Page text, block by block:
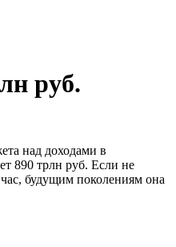
руб.
над доходами в
890 трлн руб. Если не
будущим поколениям она